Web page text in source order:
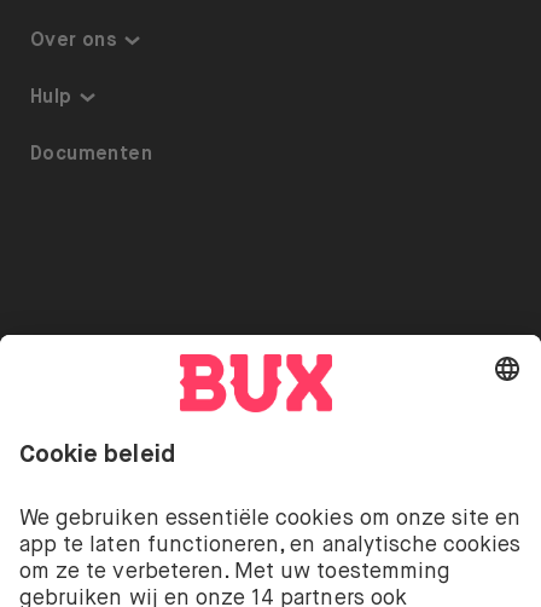
Kennis
ETF’s op BUX
Over ons
Over BUX
Hulp
Toegankelijkheid
Documenten
Open taal menu
Go to "Instagram"
Go to "Facebook"
Go to "Twitter"Go to "Youtube"
Cookie Settings
De beleggingsdiensten van BUX met betrekking tot
aandelen en ETF’s worden aangeboden door BUX B.V.
BUX B.V. is geregistreerd bij de Kamer van